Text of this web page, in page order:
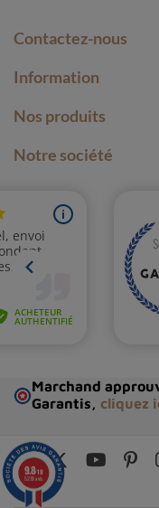
Contactez-nous
Information
Nos produits
Notre société
Marchand
Garantis, cliquez
9.8/10
5238 avis